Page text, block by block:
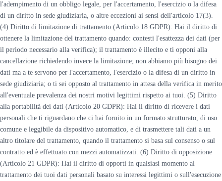
l'adempimento di un obbligo legale, per l'accertamento, l'esercizio o la difesa
di un diritto in sede giudiziaria, o altre eccezioni ai sensi dell'articolo 17(3).
(4) Diritto di limitazione di trattamento (Articolo 18 GDPR): Hai il diritto di
ottenere la limitazione del trattamento quando: contesti l'esattezza dei dati (per
il periodo necessario alla verifica); il trattamento è illecito e ti opponi alla
cancellazione richiedendo invece la limitazione; non abbiamo più bisogno dei
dati ma a te servono per l'accertamento, l'esercizio o la difesa di un diritto in
sede giudiziaria; o ti sei opposto al trattamento in attesa della verifica in merito
all'eventuale prevalenza dei nostri motivi legittimi rispetto ai tuoi. (5) Diritto
alla portabilità dei dati (Articolo 20 GDPR): Hai il diritto di ricevere i dati
personali che ti riguardano che ci hai fornito in un formato strutturato, di uso
comune e leggibile da dispositivo automatico, e di trasmettere tali dati a un
altro titolare del trattamento, quando il trattamento si basa sul consenso o sul
contratto ed è effettuato con mezzi automatizzati. (6) Diritto di opposizione
(Articolo 21 GDPR): Hai il diritto di opporti in qualsiasi momento al
trattamento dei tuoi dati personali basato su interessi legittimi o sull'esecuzione